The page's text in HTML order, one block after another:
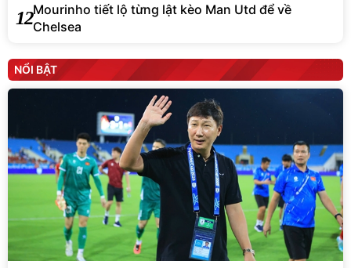
12Mourinho tiết lộ từng lật kèo Man Utd để về
Chelsea
NỔI BẬT